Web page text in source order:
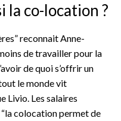
la co-location ?
reconnait Anne-
de travailler pour la
de quoi s’offrir un
le monde vit
Livio. Les salaires
colocation permet de